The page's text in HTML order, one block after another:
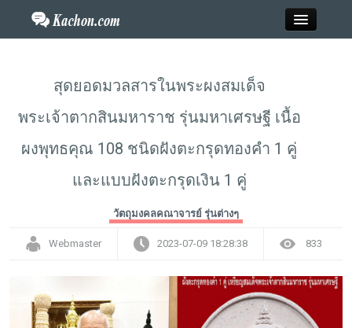
Home
ข่าว
ไลฟ์สไตล์
สังคมออนไลน์
สุดยอดมวลสารในพระผงสมเด็จ
พระเจ้าตากสินมหาราช รุ่นมหาเศรษฐี เนื้อ
ผงพุทธคุณ 108 ชนิดฝังตะกรุดทองคำ 1 คู่
และแบบฝังตะกรุดเงิน 1 คู่
วัตถุมงคลคณาจารย์ รุ่นต่างๆ
Webmaster 2023-07-09 18:28:38 833